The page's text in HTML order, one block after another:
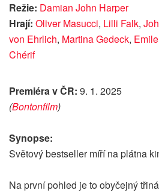
Režie: Damian John Harper
Hrají: Oliver Masucci, Lilli Falk,
von Ehrlich, Martina Gedeck, Emile
Chérif
Premiéra v ČR: 9. 1. 2025
(Bontonfilm)
Synopse:
Světový bestseller míří na plátna
Na první pohled je to obyčejný